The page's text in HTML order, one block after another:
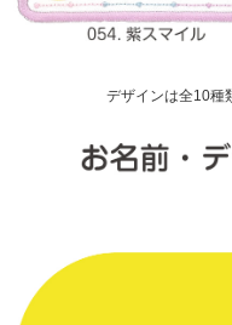
デザインは全10種